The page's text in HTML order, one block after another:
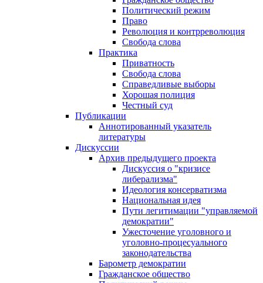
Политический режим
Право
Революция и контрреволюция
Свобода слова
Практика
Приватность
Свобода слова
Справедливые выборы
Хорошая полиция
Честный суд
Публикации
Аннотированный указатель
литературы
Дискуссии
Архив предыдущего проекта
Дискуссия о "кризисе
либерализма"
Идеология консерватизма
Национальная идея
Пути легитимации "управляемой
демократии"
Ужесточение уголовного и
уголовно-процесуального
законодательства
Барометр демократии
Гражданское общество